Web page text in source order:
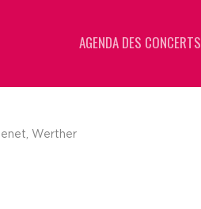
AGENDA DES CONCERTS
Werther